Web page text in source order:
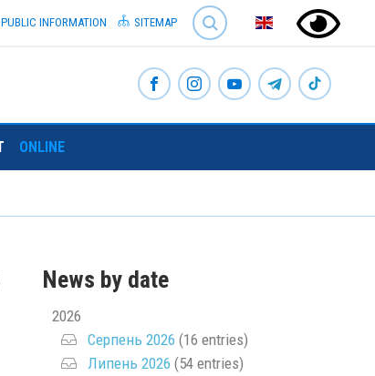
SEARCH
PUBLIC INFORMATION SITEMAP
ONLINE
News by date
2026
Серпень 2026 (16 entries)
Липень 2026 (54 entries)